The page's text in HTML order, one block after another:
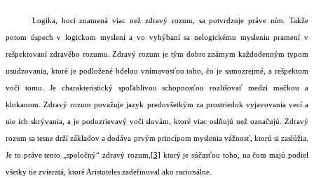
Logika, hoci znamená viac než zdravý rozum, sa potvrdzuje práve ním. Takže
potom úspech v logickom myslení a vo vyhýbaní sa nelogickému mysleniu pramení v
rešpektovaní zdravého rozumu. Zdravý rozum je tým dobre známym každodenným typom
usudzovania, ktoré je podložené bdelou vnímavosťou toho, čo je samozrejmé, a rešpektom
voči tomu. Je charakteristický spoľahlivou schopnosťou rozlišovať medzi mačkou a
klokanom. Zdravý rozum považuje jazyk predovšetkým za prostriedok vyjavovania vecí a
nie ich skrývania, a je podozrievavý voči slovám, ktoré viac oslňujú než označujú. Zdravý
rozum sa tesne drží základov a dodáva prvým princípom myslenia vážnosť, ktorú si zaslúžia.
Je to práve tento „spoločný“ zdravý rozum, [3] ktorý je súčasťou toho, na čom majú podiel
všetky tie zvieratá, ktoré Aristoteles zadefinoval ako racionálne.